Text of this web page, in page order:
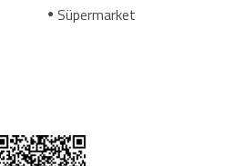
Süpermarket